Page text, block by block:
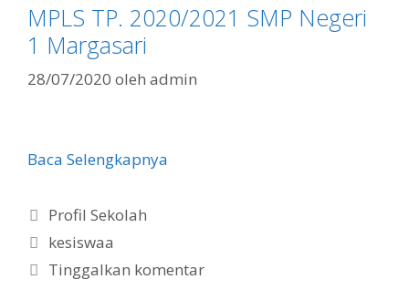
MPLS TP. 2020/2021 SMP Negeri
1 Margasari
28/07/2020 oleh admin
Baca Selengkapnya
Kategori
Profil Sekolah
Tag
kesiswaa
Tinggalkan komentar